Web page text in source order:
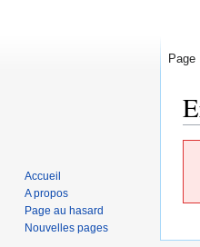
Page
Accueil
A propos
Page au hasard
Nouvelles pages